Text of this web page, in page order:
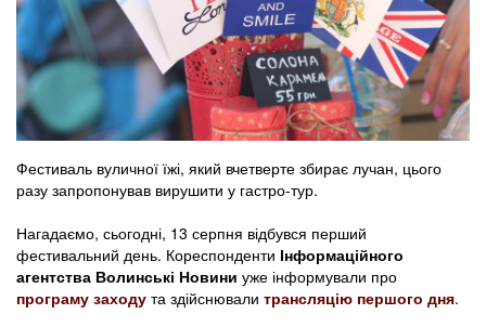
Фестиваль вуличної їжі, який вчетверте збирає лучан, цього
разу запропонував вирушити у гастро-тур.
Нагадаємо, сьогодні, 13 серпня відбувся перший
фестивальний день. Кореспонденти Інформаційного
агентства Волинські Новини уже інформували про
програму заходу та здійснювали трансляцію першого дня.